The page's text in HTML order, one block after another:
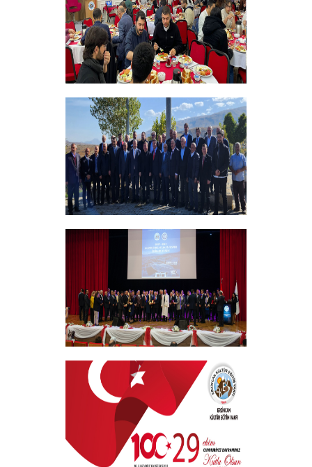
+
Bursiyer Tanışma Toplantısı Yapıldı
+
Vakıf Yönetim Kurulumuz Erzincan
Kemah'da Bir Takım Ziyaretlerde
+
EKEV “Akademik Bilim, Sanat ve Spor
Ödülleri” Töreni Yapıldı
+